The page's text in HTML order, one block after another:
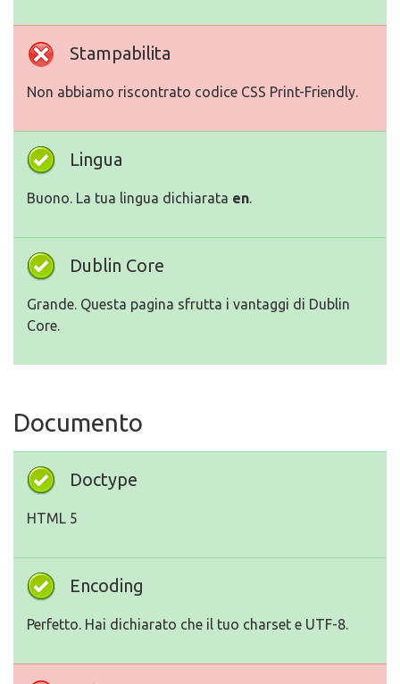
Stampabilita
Non abbiamo riscontrato codice CSS Print-Friendly.
Lingua
Buono. La tua lingua dichiarata en.
Dublin Core
Grande. Questa pagina sfrutta i vantaggi di Dublin
Core.
Documento
Doctype
HTML 5
Encoding
Perfetto. Hai dichiarato che il tuo charset e UTF-8.